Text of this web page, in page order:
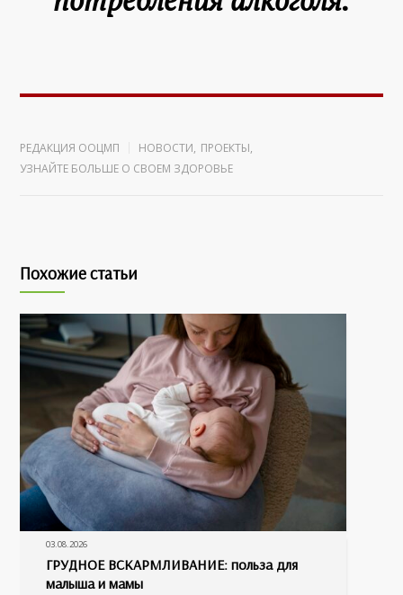
РЕДАКЦИЯ ООЦМП НОВОСТИ, ПРОЕКТЫ,
УЗНАЙТЕ БОЛЬШЕ О СВОЕМ ЗДОРОВЬЕ
Похожие статьи
03.08.2026
ГРУДНОЕ ВСКАРМЛИВАНИЕ: польза для
малыша и мамы